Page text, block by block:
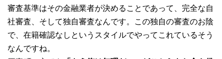
審査基準はその金融業者が決めることであって、完全な自
社審査、そして独自審査なんです。この独自の審査のお陰
で、在籍確認なしというスタイルでやってこれているそう
なんですね。